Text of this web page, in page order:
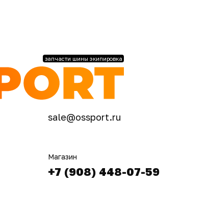
+7 (908) 448-07-59
Магазин
sale@ossport.ru
запчасти шины экипировка